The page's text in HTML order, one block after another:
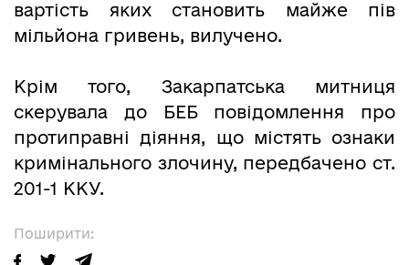
Поширити:
вартість яких становить майже пів
мільйона гривень, вилучено.
Крім того, Закарпатська митниця
скерувала до БЕБ повідомлення про
протиправні діяння, що містять ознаки
кримінального злочину, передбачено ст.
201-1 ККУ.